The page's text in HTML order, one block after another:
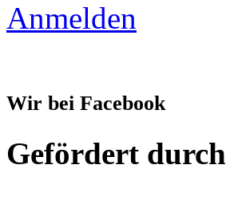
Anmelden
Wir bei Facebook
Gefördert durch